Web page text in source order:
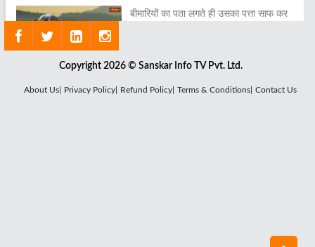
बीमारियों का पता लगते ही उसका पत्ता साफ कर
हे राम हे राम Hey Ram Hey Ram
Copyright 2026 © Sanskar Info TV Pvt. Ltd.
About Us| Privacy Policy| Refund Policy| Terms & Conditions| Contact Us